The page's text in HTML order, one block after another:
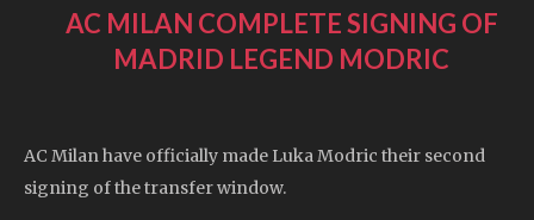
AC MILAN COMPLETE SIGNING OF
MADRID LEGEND MODRIC
AC Milan have officially made Luka Modric their second
signing of the transfer window.